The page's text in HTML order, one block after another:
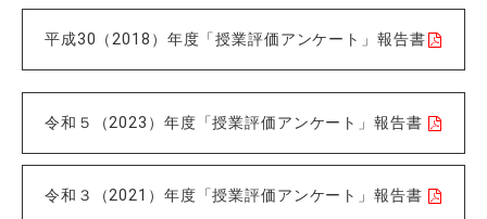
平成30（2018）年度「授業評価アンケート」報告書
令和５（2023）年度「授業評価アンケート」報告書
令和３（2021）年度「授業評価アンケート」報告書